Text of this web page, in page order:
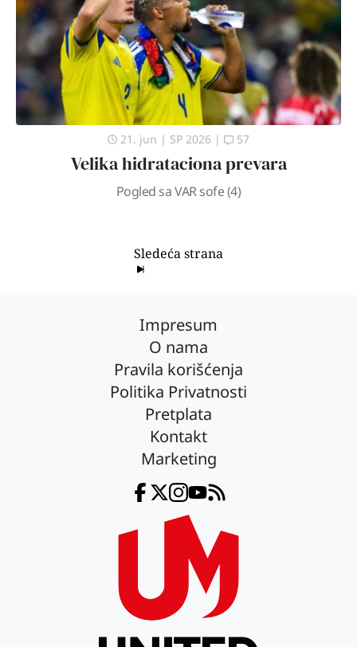
21. jun | SP 2026 | 57
Velika hidrataciona prevara
Pogled sa VAR sofe (4)
Sledeća strana
Impresum
O nama
Pravila korišćenja
Politika Privatnosti
Pretplata
Kontakt
Marketing
Facebook
Twitter
Instagram
YouTube
RSS